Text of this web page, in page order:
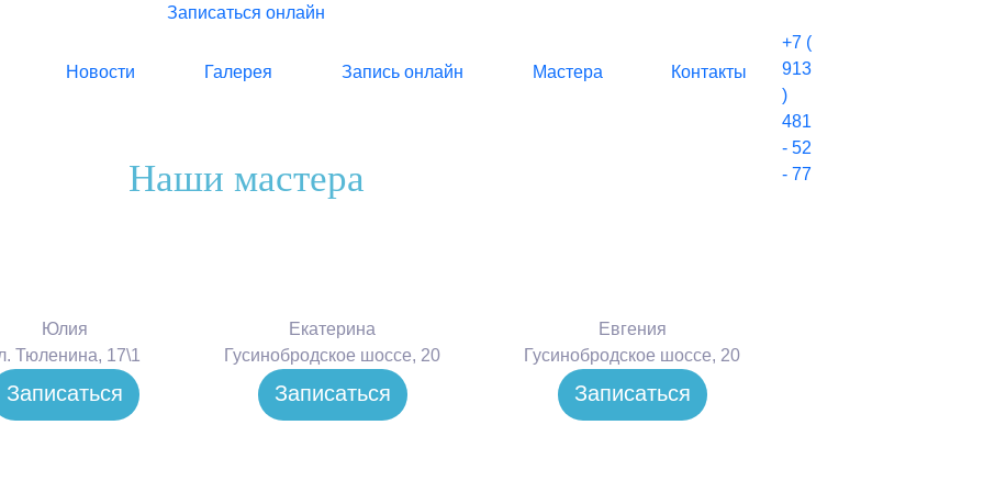
Записаться онлайн
+7 (
913
)
481
- 52
- 77
Новости Галерея Запись онлайн Мастера Контакты
Наши мастера
Юлия
Тюленина, 17\1
Записаться
Екатерина
Гусинобродское шоссе, 20
Записаться
Евгения
Гусинобродское шоссе, 20
Записаться